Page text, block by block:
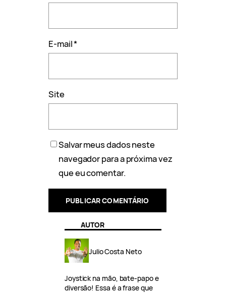
E-mail*
Site
Salvar meus dados neste
navegador para a próxima vez
que eu comentar.
AUTOR
Julio Costa Neto
Joystick na mão, bate-papo e
diversão! Essa é a frase que